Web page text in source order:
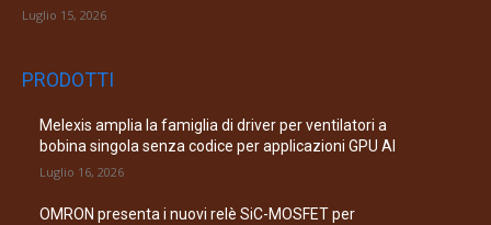
Luglio 15, 2026
PRODOTTI
Melexis amplia la famiglia di driver per ventilatori a
bobina singola senza codice per applicazioni GPU AI
Luglio 16, 2026
OMRON presenta i nuovi relè SiC-MOSFET per